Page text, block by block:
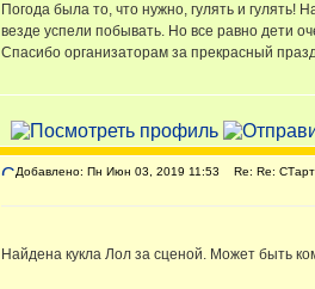
Погода была то, что нужно, гулять и гулять!
везде успели побывать. Но все равно дети
Спасибо организаторам за прекрасный
Добавлено: Пн Июн 03, 2019 11:53 Re: Re:
Найдена кукла Лол за сценой. Может быть